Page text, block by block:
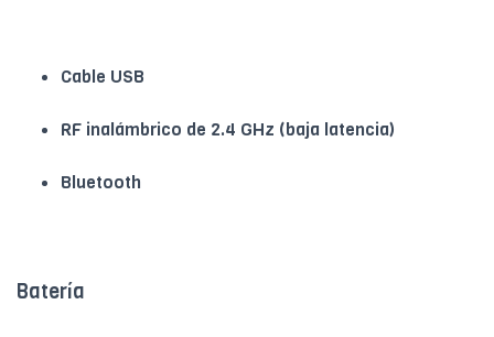
Cable USB
RF inalámbrico de 2.4 GHz (baja latencia)
Bluetooth
Batería